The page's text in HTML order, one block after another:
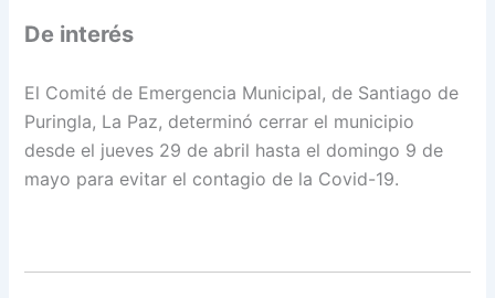
De interés
El Comité de Emergencia Municipal, de Santiago de
Puringla, La Paz, determinó cerrar el municipio
desde el jueves 29 de abril hasta el domingo 9 de
mayo para evitar el contagio de la Covid-19.